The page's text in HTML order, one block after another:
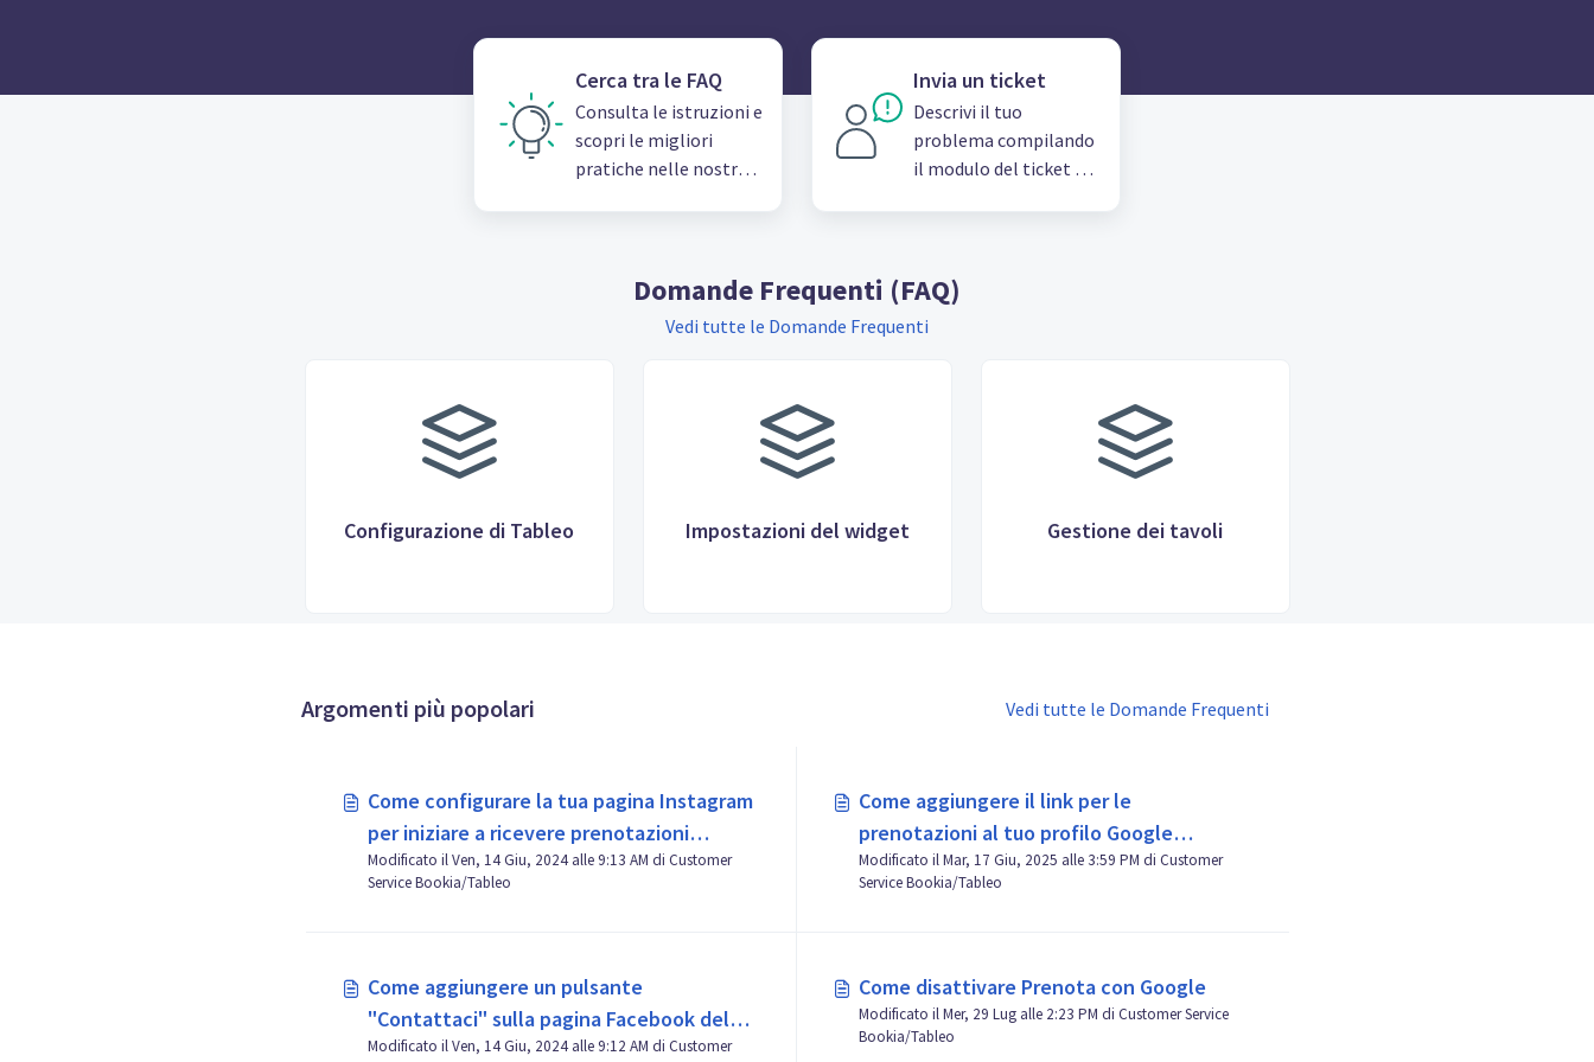
Cerca tra le FAQ
Consulta le istruzioni e
scopri le migliori
pratiche nelle nostre
Invia un ticket
Descrivi il tuo
problema compilando
il modulo del ticket di
Domande Frequenti (FAQ)
Vedi tutte le Domande Frequenti
Configurazione di Tableo Impostazioni del widget Gestione dei tavoli
Argomenti più popolari Vedi tutte le Domande Frequenti
Come configurare la tua pagina Instagram
per iniziare a ricevere prenotazioni
online?
Modificato il Ven, 14 Giu, 2024 alle 9:13 AM di Customer
Service Bookia/Tableo
Come aggiungere il link per le
prenotazioni al tuo profilo Google
Business
Modificato il Mar, 17 Giu, 2025 alle 3:59 PM di Customer
Service Bookia/Tableo
Come aggiungere un pulsante
"Contattaci" sulla pagina Facebook del
tuo ristorante?
Modificato il Ven, 14 Giu, 2024 alle 9:12 AM di Customer
Come disattivare Prenota con Google
Modificato il Mer, 29 Lug alle 2:23 PM di Customer Service
Bookia/Tableo